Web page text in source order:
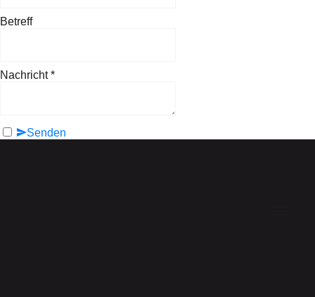
Betreff
Nachricht*
Senden